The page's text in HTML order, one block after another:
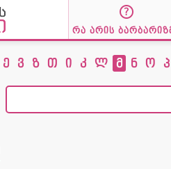
რა არის
ე ვ ზ თ ი კ ლ მ ნ ო პ